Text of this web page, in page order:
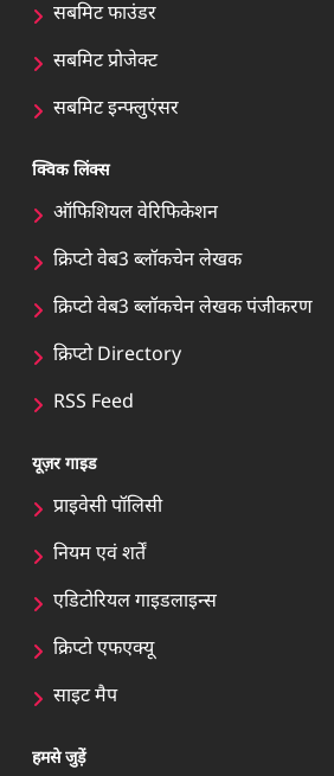
सबमिट फाउंडर
सबमिट प्रोजेक्ट
सबमिट इन्फ्लुएंसर
क्विक लिंक्स
ऑफिशियल वेरिफिकेशन
क्रिप्टो वेब3 ब्लॉकचेन लेखक
क्रिप्टो वेब3 ब्लॉकचेन लेखक पंजीकरण
क्रिप्टो Directory
RSS Feed
यूज़र गाइड
प्राइवेसी पॉलिसी
नियम एवं शर्तें
एडिटोरियल गाइडलाइन्स
क्रिप्टो एफएक्यू
साइट मैप
हमसे जुड़ें